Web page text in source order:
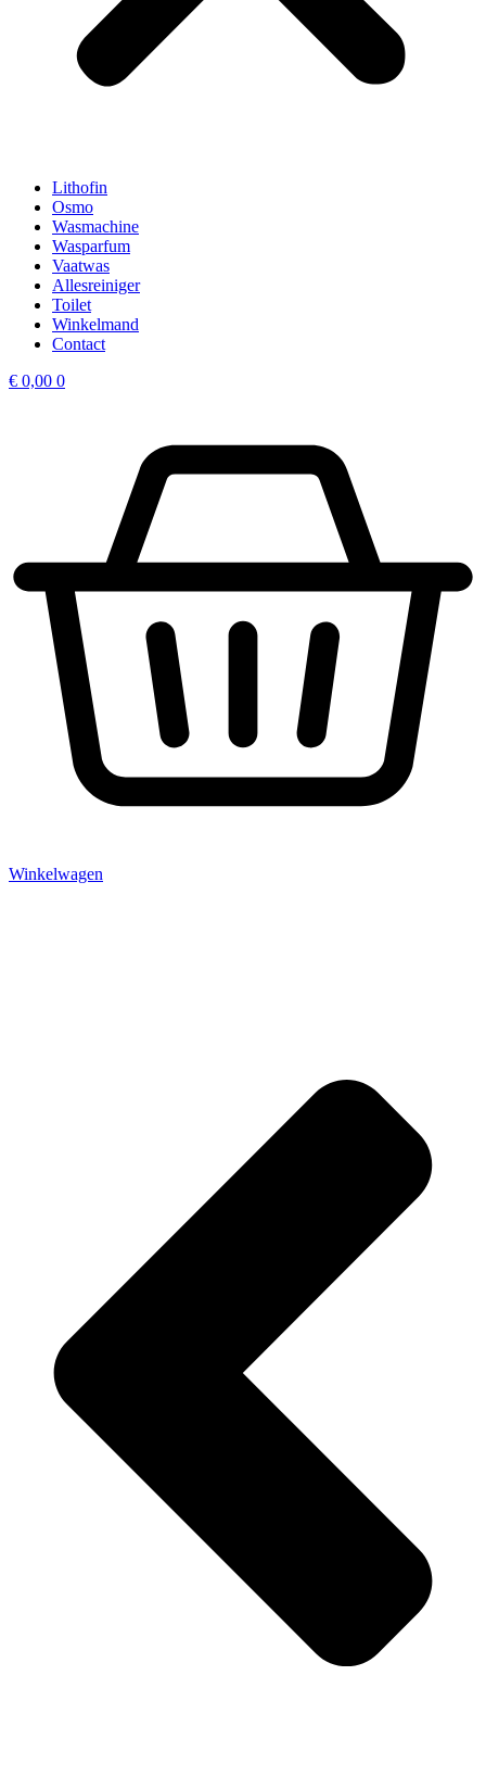
Lithofin
Osmo
Wasmachine
Wasparfum
Vaatwas
Allesreiniger
Toilet
Winkelmand
Contact
€ 0,00 0
Winkelwagen